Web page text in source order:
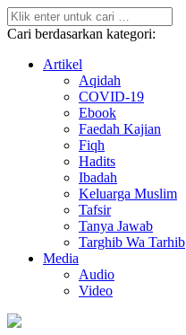
Cari berdasarkan kategori:
Artikel
Aqidah
COVID-19
Ebook
Faedah Kajian
Fiqh
Hadits
Ibadah
Keluarga Muslim
Tafsir
Tanya Jawab
Targhib Wa Tarhib
Media
Audio
Video